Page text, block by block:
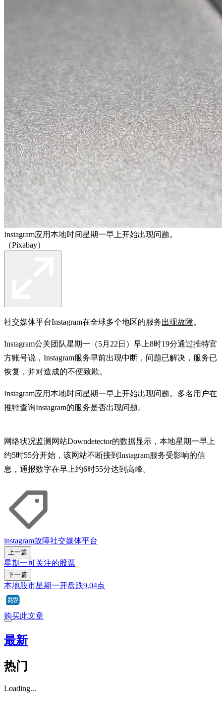
Instagram应用本地时间星期一早上开始出现问题。
（Pixabay）
社交媒体平台Instagram在全球多个地区的服务出现故障。
Instagram公关团队星期一（5月22日）早上8时19分通过推特官
方账号说，Instagram服务早前出现中断，问题已解决，服务已
恢复，并对造成的不便致歉。
Instagram应用本地时间星期一早上开始出现问题。多名用户在
推特查询Instagram的服务是否出现问题。
网络状况监测网站Downdetector的数据显示，本地星期一早上
约5时55分开始，该网站不断接到Instagram服务受影响的信
息，通报数字在早上约6时55分达到高峰。
instagram故障社交媒体平台
上一篇
星期一可关注的股票
下一篇
本地股市星期一开盘跌9.04点
购买此文章
最新
热门
Loading...